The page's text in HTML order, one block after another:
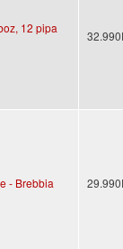
12 pipa
- Brebbia